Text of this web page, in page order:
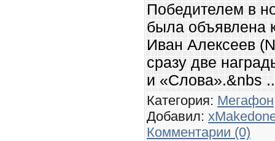
Победителем в
была объявлена
Иван Алексеев
сразу две
и «Слова».&nbs
Категория: Мегафон
Добавил:
Комментарии (0)